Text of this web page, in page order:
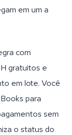
em um a
com
gratuitos e
em lote. Você
para
sem
o status do